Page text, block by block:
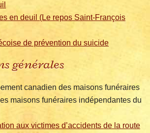
en deuil (Le repos Saint-François
de prévention du suicide
générales
canadien des maisons funéraires
maisons funéraires indépendantes du
aux victimes d’accidents de la route